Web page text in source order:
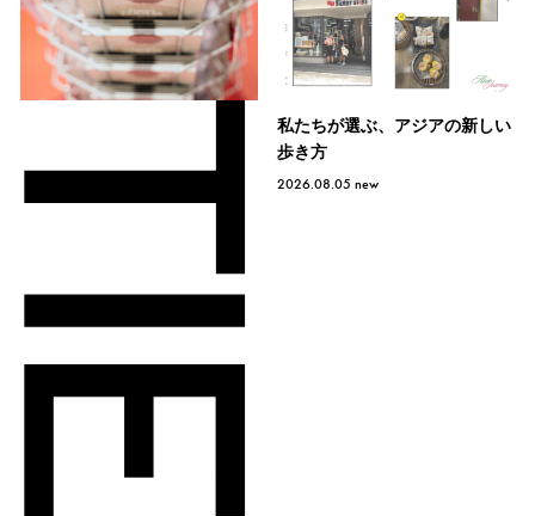
私たちが選ぶ、アジアの新しい
歩き方
2026.08.05new